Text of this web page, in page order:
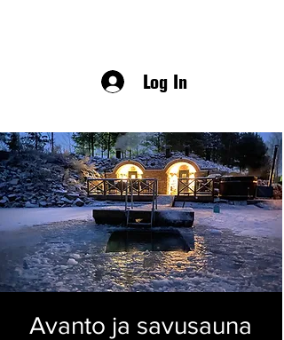
Log In
Avanto ja savusauna